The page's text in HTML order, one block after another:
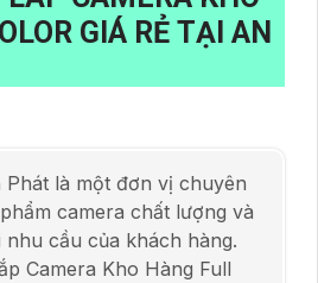
GIÁ RẺ TẠI AN
Phát là một đơn vị chuyên
camera chất lượng và
cầu của khách hàng.
Camera Kho Hàng Full